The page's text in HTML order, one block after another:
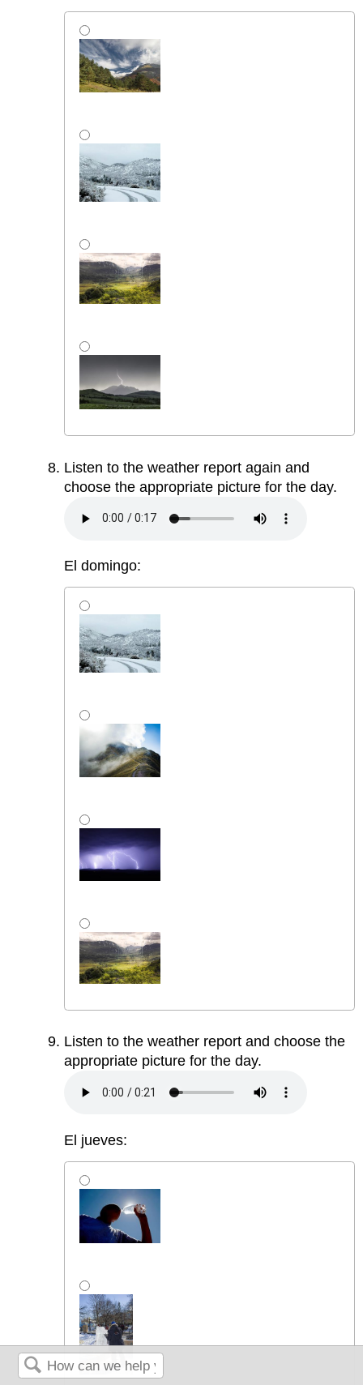
Listen to the weather report again and
choose the appropriate picture for the day.
El domingo:
Listen to the weather report and choose the
appropriate picture for the day.
El jueves: